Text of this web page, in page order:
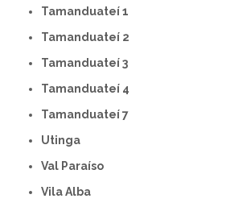
Tamanduateí 1
Tamanduateí 2
Tamanduateí 3
Tamanduateí 4
Tamanduateí 7
Utinga
Val Paraíso
Vila Alba